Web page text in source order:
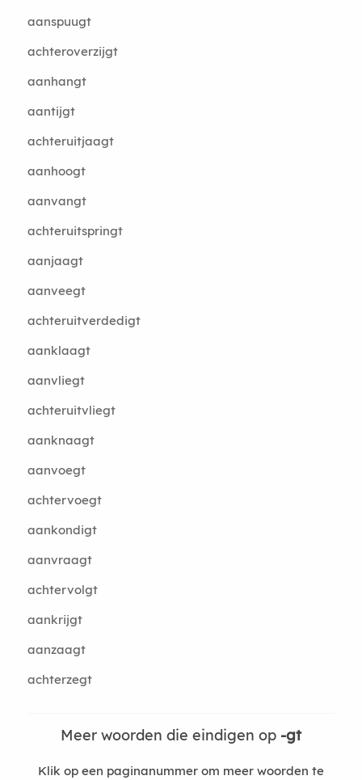
aanspuugt
achteroverzijgt
aanhangt
aantijgt
achteruitjaagt
aanhoogt
aanvangt
achteruitspringt
aanjaagt
aanveegt
achteruitverdedigt
aanklaagt
aanvliegt
achteruitvliegt
aanknaagt
aanvoegt
achtervoegt
aankondigt
aanvraagt
achtervolgt
aankrijgt
aanzaagt
achterzegt
Meer woorden die eindigen op -gt
Klik op een paginanummer om meer woorden te